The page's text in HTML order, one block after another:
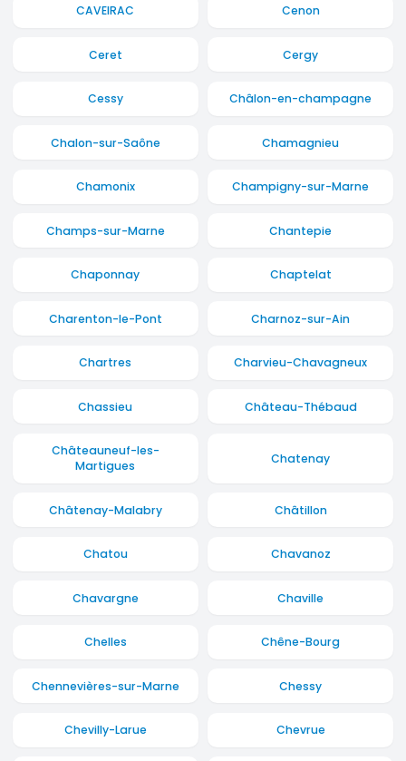
CAVEIRAC Cenon
Ceret Cergy
Cessy Châlon-en-champagne
Chalon-sur-Saône Chamagnieu
Chamonix Champigny-sur-Marne
Champs-sur-Marne Chantepie
Chaponnay Chaptelat
Charenton-le-Pont Charnoz-sur-Ain
Chartres Charvieu-Chavagneux
Chassieu Château-Thébaud
Châteauneuf-les-
Martigues
Chatenay
Châtenay-Malabry Châtillon
Chatou Chavanoz
Chavargne Chaville
Chelles Chêne-Bourg
Chennevières-sur-Marne Chessy
Chevilly-Larue Chevrue